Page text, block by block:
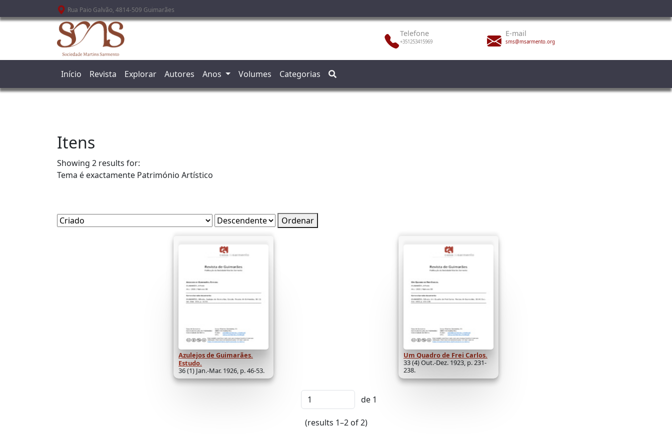
Passar para o conteúdo principal
Rua Paio Galvão, 4814-509 Guimarães
Telefone
+351253415969
E-mail
sms@msarmento.org
Início Revista Explorar Autores Anos Volumes Categorias
Itens
Showing 2 results for:
Tema é exactamente Património Artístico
Ordenar
Azulejos de Guimarães.
Estudo.
36 (1) Jan.-Mar. 1926, p. 46-53.
Um Quadro de Frei Carlos.
33 (4) Out.-Dez. 1923, p. 231-
238.
de 1
(results 1–2 of 2)